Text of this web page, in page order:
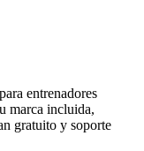
entrenadores
marca incluida,
gratuito y soporte